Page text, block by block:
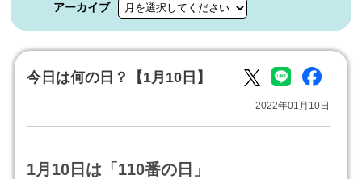
アーカイブ
今日は何の日？【1月10日】
2022年01月10日
1月10日は「110番の日」